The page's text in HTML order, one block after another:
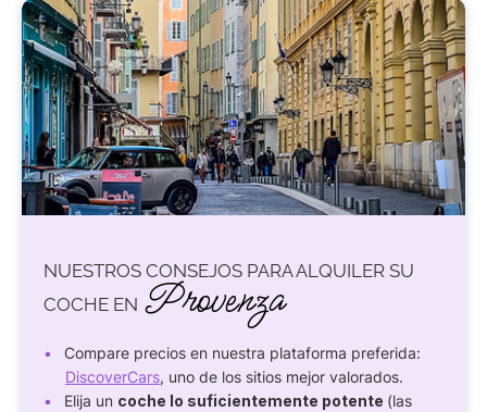
NUESTROS CONSEJOS PARA ALQUILER SU
COCHE EN Provenza
Compare precios en nuestra plataforma preferida:
DiscoverCars, uno de los sitios mejor valorados.
Elija un coche lo suficientemente potente (las